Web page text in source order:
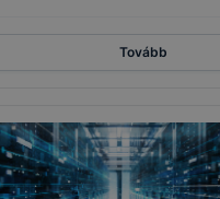
Tovább